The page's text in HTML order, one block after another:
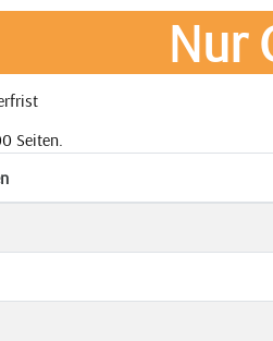
Nur
Seiten.